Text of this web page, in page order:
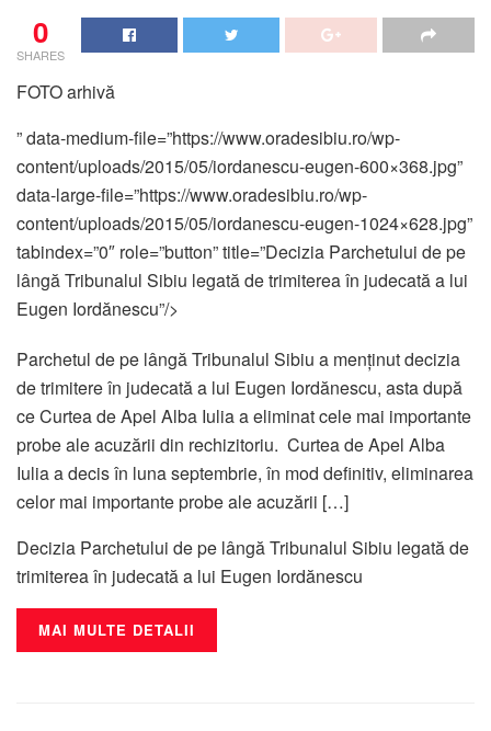
0
SHARES
FOTO arhivă
” data-medium-file=”https://www.oradesibiu.ro/wp-
content/uploads/2015/05/iordanescu-eugen-600×368.jpg”
data-large-file=”https://www.oradesibiu.ro/wp-
content/uploads/2015/05/iordanescu-eugen-1024×628.jpg”
tabindex=”0″ role=”button” title=”Decizia Parchetului de pe
lângă Tribunalul Sibiu legată de trimiterea în judecată a lui
Eugen Iordănescu”/>
Parchetul de pe lângă Tribunalul Sibiu a menținut decizia
de trimitere în judecată a lui Eugen Iordănescu, asta după
ce Curtea de Apel Alba Iulia a eliminat cele mai importante
probe ale acuzării din rechizitoriu. Curtea de Apel Alba
Iulia a decis în luna septembrie, în mod definitiv, eliminarea
celor mai importante probe ale acuzării […]
Decizia Parchetului de pe lângă Tribunalul Sibiu legată de
trimiterea în judecată a lui Eugen Iordănescu
MAI MULTE DETALII